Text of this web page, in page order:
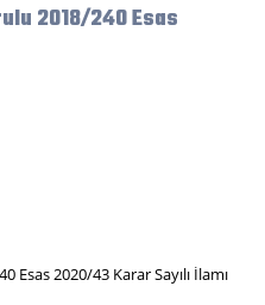
2018/240 Esas
Esas 2020/43 Karar Sayılı İlamı